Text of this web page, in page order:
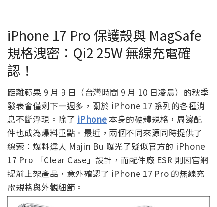
iPhone 17 Pro 保護殼與 MagSafe
規格洩密：Qi2 25W 無線充電確
認！
距離蘋果 9 月 9 日（台灣時間 9 月 10 日凌晨）的秋季
發表會僅剩下一週多，關於 iPhone 17 系列的各種消
息不斷浮現。除了 iPhone 本身的硬體規格，周邊配
件也成為爆料重點。最近，兩個不同來源同時提供了
線索：爆料達人 Majin Bu 曝光了疑似官方的 iPhone
17 Pro 「Clear Case」設計，而配件廠 ESR 則因官網
提前上架產品，意外確認了 iPhone 17 Pro 的無線充
電規格與外觀細節。